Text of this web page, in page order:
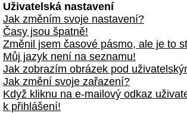
Uživatelská nastavení
Jak změním svoje nastavení?
Časy jsou špatně!
Změnil jsem časové pásmo, ale je to
Můj jazyk není na seznamu!
Jak zobrazím obrázek pod
Jak změní svoje zařazení?
Když kliknu na e-mailový odkaz
k přihlášení!